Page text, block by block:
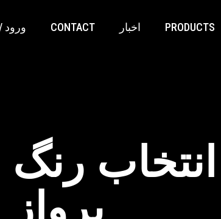
PRODUCTS اخبار CONTACT
رنگ
پرواز